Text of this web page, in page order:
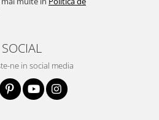
SOCIAL
ne in social media